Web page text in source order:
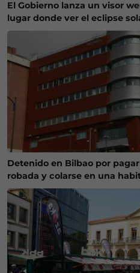
El Gobierno lanza un visor
lugar donde ver el eclipse
Detenido en Bilbao por
robada y colarse en una